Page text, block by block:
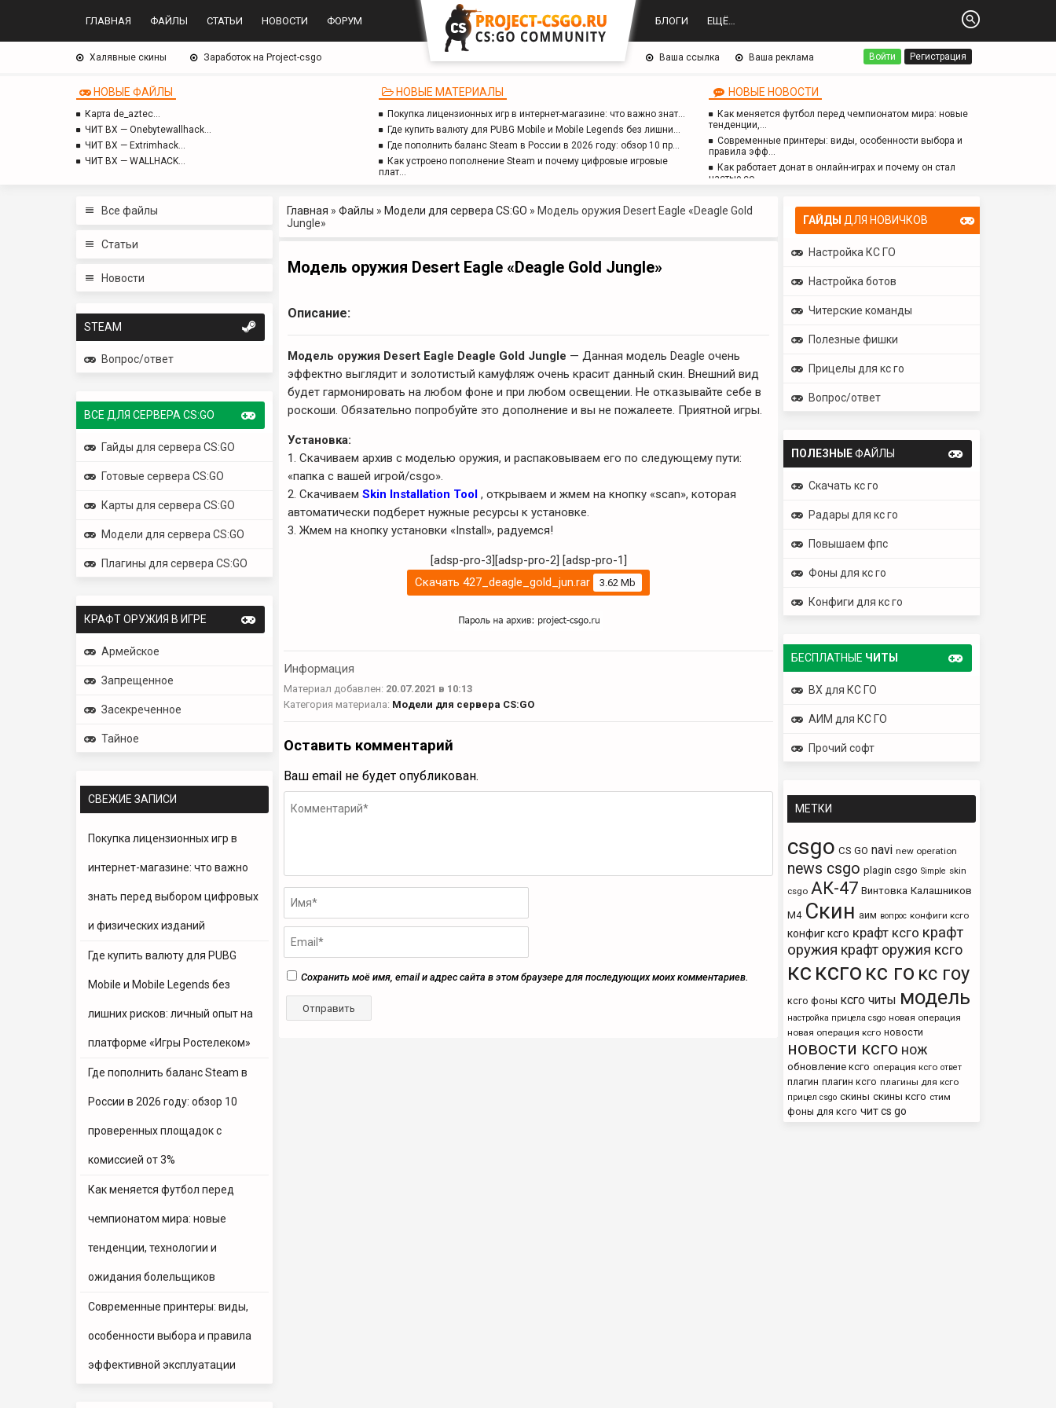
ГЛАВНАЯ ФАЙЛЫ СТАТЬИ НОВОСТИ ФОРУМ БЛОГИ ЕЩЁ…
Халявные скины Заработок на Project-csgo Ваша ссылка Ваша реклама Войти Регистрация
НОВЫЕ ФАЙЛЫ
Карта de_aztec…
ЧИТ BX — Onebytewallhack…
ЧИТ BX — Extrimhack…
ЧИТ BX — WALLHACK…
НОВЫЕ МАТЕРИАЛЫ
Покупка лицензионных игр в интернет-магазине: что важно знат…
Где купить валюту для PUBG Mobile и Mobile Legends без лишни…
Где пополнить баланс Steam в России в 2026 году: обзор 10 пр…
Как устроено пополнение Steam и почему цифровые игровые
плат…
НОВЫЕ НОВОСТИ
Как меняется футбол перед чемпионатом мира: новые
тенденции,…
Современные принтеры: виды, особенности выбора и
правила эфф…
Как работает донат в онлайн-играх и почему он стал
частью со…
методы и з…
Все файлы
Статьи
Новости
STEAM
Вопрос/ответ
ВСЕ ДЛЯ СЕРВЕРА CS:GO
Гайды для сервера CS:GO
Готовые сервера CS:GO
Карты для сервера CS:GO
Модели для сервера CS:GO
Плагины для сервера CS:GO
КРАФТ ОРУЖИЯ В ИГРЕ
Армейское
Запрещенное
Засекреченное
Тайное
СВЕЖИЕ ЗАПИСИ
Покупка лицензионных игр в
интернет-магазине: что важно
знать перед выбором цифровых
и физических изданий
Где купить валюту для PUBG
Mobile и Mobile Legends без
лишних рисков: личный опыт на
платформе «Игры Ростелеком»
Где пополнить баланс Steam в
России в 2026 году: обзор 10
проверенных площадок с
комиссией от 3%
Как меняется футбол перед
чемпионатом мира: новые
тенденции, технологии и
ожидания болельщиков
Современные принтеры: виды,
особенности выбора и правила
эффективной эксплуатации
ГАЙДЫ ДЛЯ НОВИЧКОВ
Настройка КС ГО
Настройка ботов
Читерские команды
Полезные фишки
Прицелы для кс го
Вопрос/ответ
ПОЛЕЗНЫЕФАЙЛЫ
Скачать кс го
Радары для кс го
Повышаем фпс
Фоны для кс го
Конфиги для кс го
БЕСПЛАТНЫЕ ЧИТЫ
ВХ для КС ГО
АИМ для КС ГО
Прочий софт
МЕТКИ
csgo CS GO navi new operation
news csgo plagin csgo Simple skin
csgo АК-47 Винтовка Калашников
М4 Скин аим вопрос конфиги ксго
конфиг ксго крафт ксго крафт
оружия крафт оружия ксго
кс ксго кс го кс гоу
ксго фоны ксго читы модель
настройка прицела csgo новая операция
новая операция ксго новости
новости ксго нож
обновление ксго операция ксго ответ
плагин плагин ксго плагины для ксго
прицел csgo скины скины ксго стим
фоны для ксго чит cs go
Главная » Файлы » Модели для сервера CS:GO » Модель оружия Desert Eagle «Deagle Gold
Jungle»
Модель оружия Desert Eagle «Deagle Gold Jungle»
Описание:
Модель оружия Desert Eagle Deagle Gold Jungle — Данная модель Deagle очень
эффектно выглядит и золотистый камуфляж очень красит данный скин. Внешний вид
будет гармонировать на любом фоне и при любом освещении. Не отказывайте себе в
роскоши. Обязательно попробуйте это дополнение и вы не пожалеете. Приятной игры.
Установка:
1. Скачиваем архив с моделью оружия, и распаковываем его по следующему пути:
«папка с вашей игрой/csgo».
2. Скачиваем Skin Installation Tool , открываем и жмем на кнопку «scan», которая
автоматически подберет нужные ресурсы к установке.
3. Жмем на кнопку установки «Install», радуемся!
[adsp-pro-3][adsp-pro-2] [adsp-pro-1]
Скачать 427_deagle_gold_jun.rar
3.62 Mb
Информация
Материал добавлен: 20.07.2021 в 10:13
Категория материала: Модели для сервера CS:GO
Оставить комментарий
Ваш email не будет опубликован.
Сохранить моё имя, email и адрес сайта в этом браузере для последующих моих комментариев.